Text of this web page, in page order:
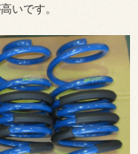
いです。